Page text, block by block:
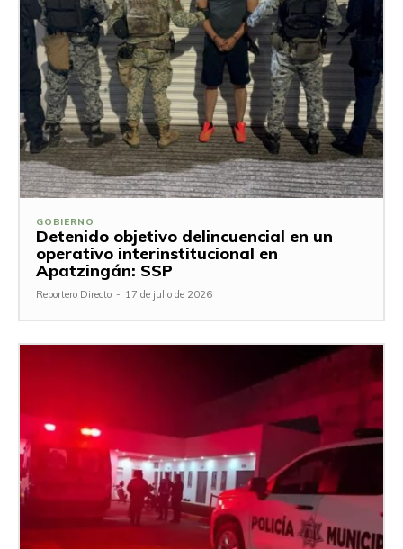
GOBIERNO
Detenido objetivo delincuencial en un
operativo interinstitucional en
Apatzingán: SSP
Reportero Directo - 17 de julio de 2026